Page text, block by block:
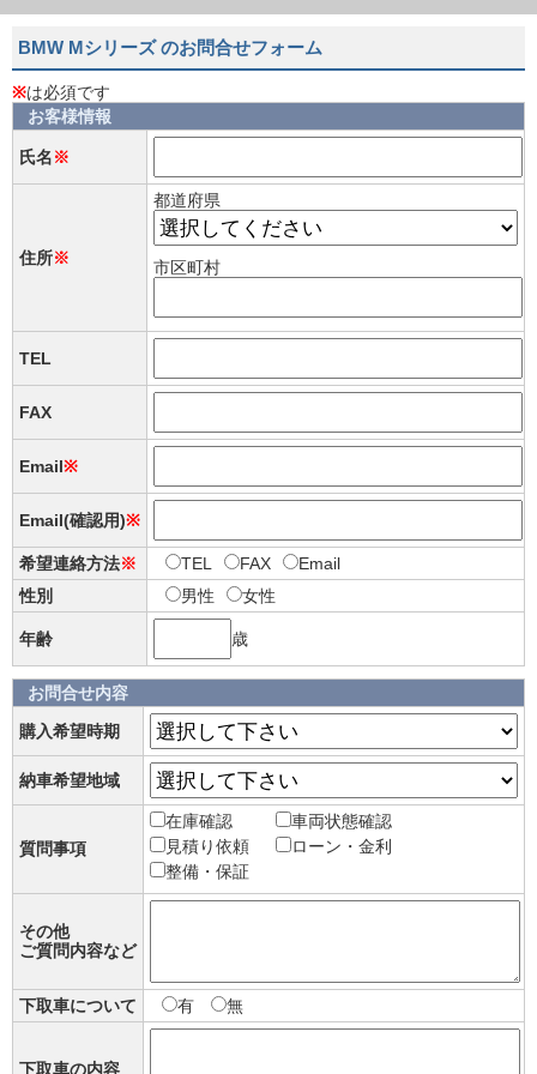
BMW Mシリーズ のお問合せフォーム
※は必須です
お客様情報
氏名※
住所※
都道府県
市区町村
TEL
FAX
Email※
Email(確認用)※
希望連絡方法※ TEL FAX
Email
性別
男性 女性
年齢 歳
お問合せ内容
購入希望時期
納車希望地域
質問事項
在庫確認
車両状態確認
見積り依頼
ローン・金利
整備・保証
その他
ご質問内容など
下取車について 有 無
下取車の内容